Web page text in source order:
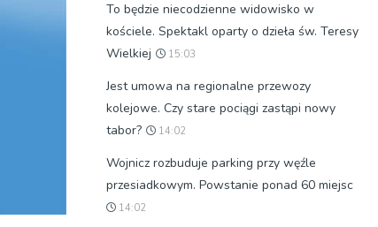
To będzie niecodzienne widowisko w
kościele. Spektakl oparty o dzieła św. Teresy
Wielkiej
15:03
Jest umowa na regionalne przewozy
kolejowe. Czy stare pociągi zastąpi nowy
tabor?
14:02
Wojnicz rozbuduje parking przy węźle
przesiadkowym. Powstanie ponad 60 miejsc
14:02